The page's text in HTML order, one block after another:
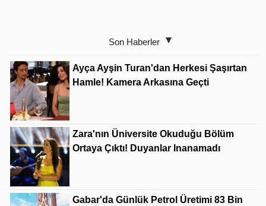
Son Haberler
Ayça Ayşin Turan'dan Herkesi Şaşırtan
Hamle! Kamera Arkasına Geçti
Zara'nın Üniversite Okuduğu Bölüm
Ortaya Çıktı! Duyanlar Inanamadı
Gabar'da Günlük Petrol Üretimi 83 Bin